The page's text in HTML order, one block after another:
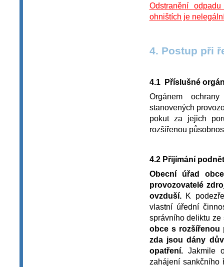
Odstranění
ohništích je
4. Postup při
4.1 Příslušné
Orgánem
stanovených
pokut za jejich
rozšířenou
4.2 Přijímání
Obecní úřad
provozovatelé
ovzduší.K
vlastní úřední
správního deliktu
obce s rozšířenou
zda jsou dány
opatření.Jakmile
zahájení sankčního